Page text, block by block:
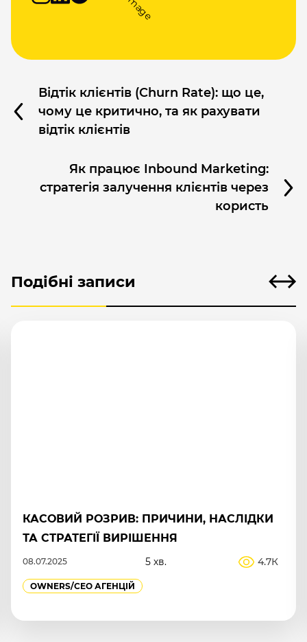
Відтік клієнтів (Churn Rate): що це,
чому це критично, та як рахувати
відтік клієнтів
Як працює Inbound Marketing:
стратегія залучення клієнтів через
користь
Подібні записи
КАСОВИЙ РОЗРИВ: ПРИЧИНИ, НАСЛІДКИ
ТА СТРАТЕГІЇ ВИРІШЕННЯ
08.07.2025 5 хв. 4.7К
OWNERS/СEO АГЕНЦІЙ